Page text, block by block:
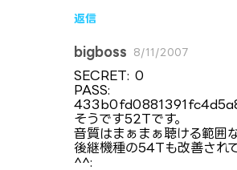
返信
bigboss 8/11/2007
SECRET: 0
PASS:
そうです52Tです。
音質はまぁまぁ聴ける範囲
後継機種の54Tも改善され
^^: